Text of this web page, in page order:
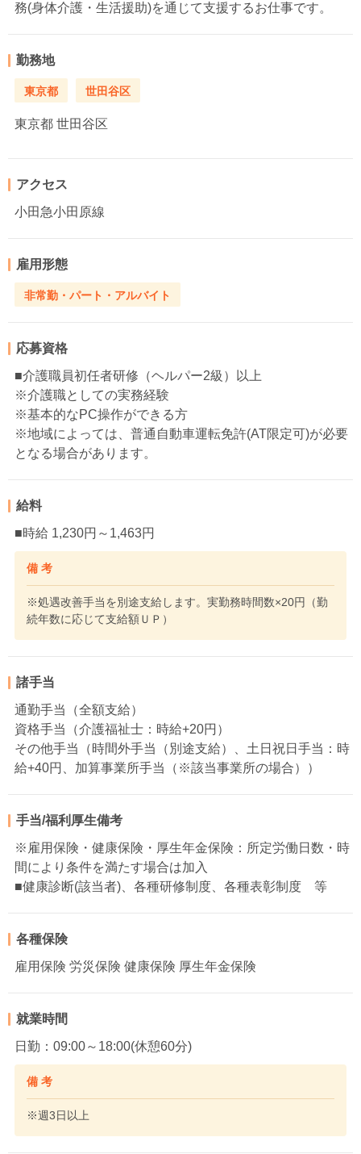
務(身体介護・生活援助)を通じて支援するお仕事です。
勤務地
東京都 世田谷区
東京都 世田谷区
アクセス
小田急小田原線
雇用形態
非常勤・パート・アルバイト
応募資格
■介護職員初任者研修（ヘルパー2級）以上
※介護職としての実務経験
※基本的なPC操作ができる方
※地域によっては、普通自動車運転免許(AT限定可)が必要
となる場合があります。
給料
■時給 1,230円～1,463円
備 考
※処遇改善手当を別途支給します。実勤務時間数×20円（勤
続年数に応じて支給額ＵＰ）
諸手当
通勤手当（全額支給）
資格手当（介護福祉士：時給+20円）
その他手当（時間外手当（別途支給）、土日祝日手当：時
給+40円、加算事業所手当（※該当事業所の場合））
手当/福利厚生備考
※雇用保険・健康保険・厚生年金保険：所定労働日数・時
間により条件を満たす場合は加入
■健康診断(該当者)、各種研修制度、各種表彰制度 等
各種保険
雇用保険 労災保険 健康保険 厚生年金保険
就業時間
日勤：09:00～18:00(休憩60分)
備 考
※週3日以上